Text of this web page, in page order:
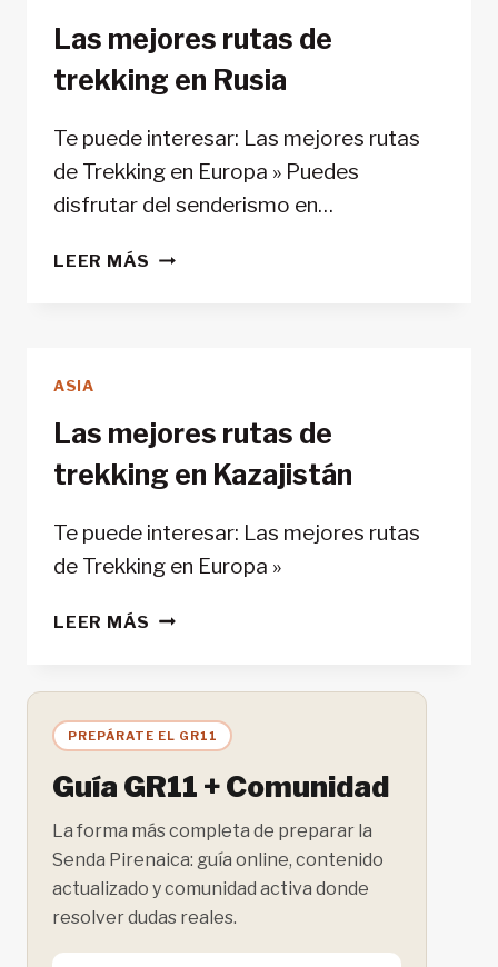
Las mejores rutas de
trekking en Rusia
Te puede interesar: Las mejores rutas
de Trekking en Europa » Puedes
disfrutar del senderismo en…
LEER MÁS LAS
ASIA
Las mejores rutas de
trekking en Kazajistán
Te puede interesar: Las mejores rutas
de Trekking en Europa »
LEER MÁS LAS
DE
TREKKING
EN
KAZAJISTÁN
PREPÁRATE EL GR11
Guía GR11 + Comunidad
La forma más completa de preparar la
Senda Pirenaica: guía online, contenido
actualizado y comunidad activa donde
resolver dudas reales.